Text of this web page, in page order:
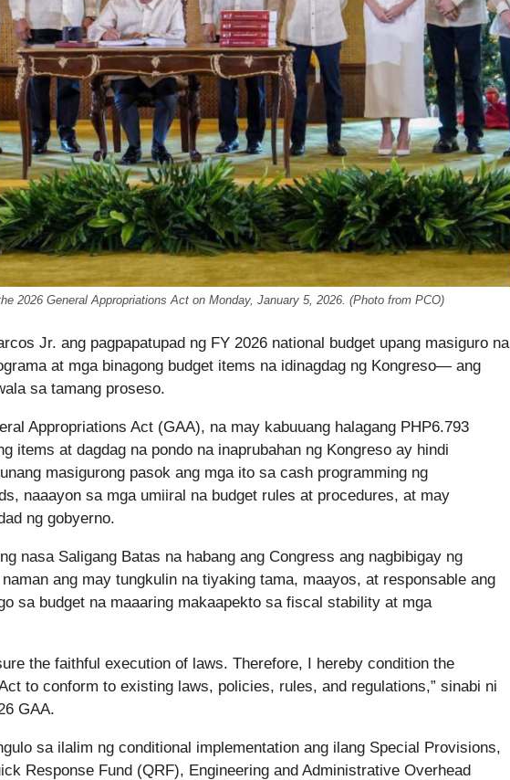
2026 General Appropriations Act on Monday, January 5, 2026. (Photo from PCO)
Jr. ang pagpapatupad ng FY 2026 national budget upang masiguro na
at mga binagong budget items na idinagdag ng Kongreso— ang
sa tamang proseso.
Appropriations Act (GAA), na may kabuuang halagang PHP6.793
items at dagdag na pondo na inaprubahan ng Kongreso ay hindi
masigurong pasok ang mga ito sa cash programming ng
naaayon sa mga umiiral na budget rules at procedures, at may
ng gobyerno.
nasa Saligang Batas na habang ang Congress ang nagbibigay ng
ang may tungkulin na tiyaking tama, maayos, at responsable ang
sa budget na maaaring makaapekto sa fiscal stability at mga
the faithful execution of laws. Therefore, I hereby condition the
to conform to existing laws, policies, rules, and regulations,” sinabi ni
GAA.
sa ilalim ng conditional implementation ang ilang Special Provisions,
Response Fund (QRF), Engineering and Administrative Overhead